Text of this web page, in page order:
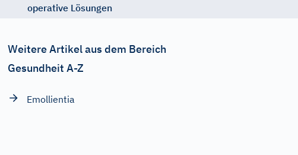
operative Lösungen
Weitere Artikel aus dem Bereich
Gesundheit A-Z
Emollientia